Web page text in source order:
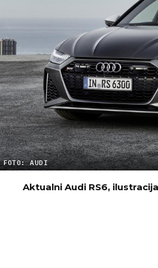
FOTO: AUDI
Aktualni Audi RS6, ilustracija